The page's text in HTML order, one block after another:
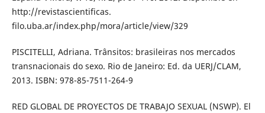
http://revistascientificas.
filo.uba.ar/index.php/mora/article/view/329
PISCITELLI, Adriana. Trânsitos: brasileiras nos mercados
transnacionais do sexo. Rio de Janeiro: Ed. da UERJ/CLAM,
2013. ISBN: 978-85-7511-264-9
RED GLOBAL DE PROYECTOS DE TRABAJO SEXUAL (NSWP). El